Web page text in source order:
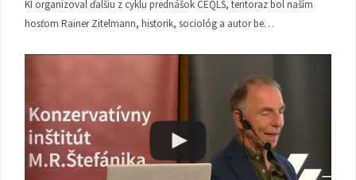
KI organizoval ďalšiu z cyklu prednášok CEQLS, tentoraz bol naším
hosťom Rainer Zitelmann, historik, sociológ a autor be…